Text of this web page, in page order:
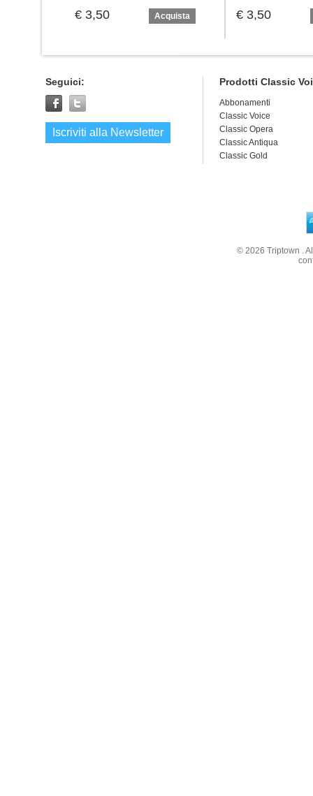
€ 3,50 Acquista € 3,50
Seguici:
Iscriviti alla Newsletter
Prodotti Classic
Abbonamenti
Classic Voice
Classic Opera
Classic Antiqua
Classic Gold
© 2026Triptown .